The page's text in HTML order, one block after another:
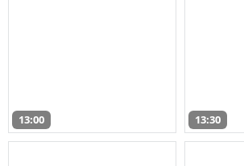
13:00 13:30